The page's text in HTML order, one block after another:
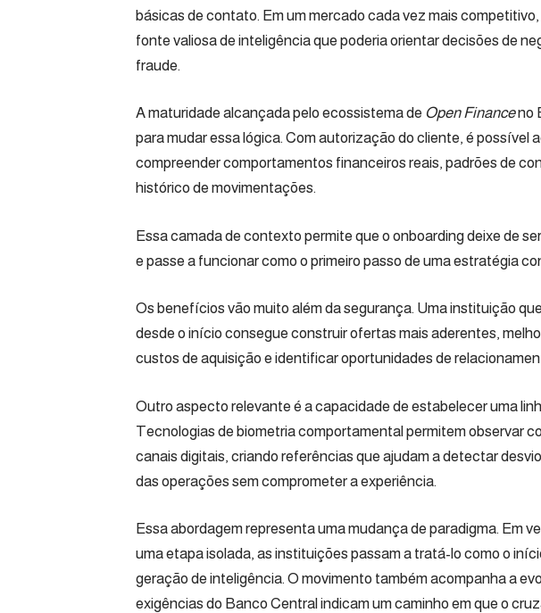
básicas de contato. Em um mercado cada vez mais
fonte valiosa de inteligência que poderia orientar decisões de
fraude.
A maturidade alcançada pelo ecossistema de Open Financeno
para mudar essa lógica. Com autorização do cliente, é possível
compreender comportamentos financeiros reais, padrões de
histórico de movimentações.
Essa camada de contexto permite que o onboarding deixe de
e passe a funcionar como o primeiro passo de uma estratégia
Os benefícios vão muito além da segurança. Uma instituição
desde o início consegue construir ofertas mais aderentes,
custos de aquisição e identificar oportunidades de
Outro aspecto relevante é a capacidade de estabelecer uma
Tecnologias de biometria comportamental permitem observar
canais digitais, criando referências que ajudam a detectar
das operações sem comprometer a experiência.
Essa abordagem representa uma mudança de paradigma. Em
uma etapa isolada, as instituições passam a tratá-lo como o
geração de inteligência. O movimento também acompanha a
exigências do Banco Central indicam um caminho em que o